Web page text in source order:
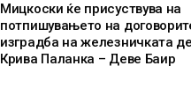
Мицкоски ќе присуствува на
потпишувањето на
изградба на железничката
Крива Паланка – Деве Баир